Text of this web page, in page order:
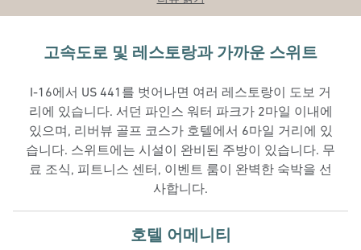
고속도로 및 레스토랑과 가까운 스위트
I-16에서 US 441를 벗어나면 여러 레스토랑이 도보 거
리에 있습니다. 서던 파인스 워터 파크가 2마일 이내에
있으며, 리버뷰 골프 코스가 호텔에서 6마일 거리에 있
습니다. 스위트에는 시설이 완비된 주방이 있습니다. 무
료 조식, 피트니스 센터, 이벤트 룸이 완벽한 숙박을 선
사합니다.
호텔 어메니티